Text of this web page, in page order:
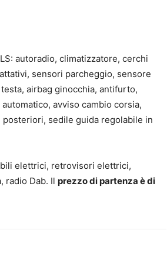
autoradio, climatizzatore, cerchi
sensori parcheggio, sensore
airbag ginocchia, antifurto,
avviso cambio corsia,
sedile guida regolabile in
elettrici, retrovisori elettrici,
radio Dab. Il prezzo di partenza è di